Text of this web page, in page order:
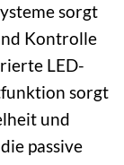
sorgt
Kontrolle
LED-
sorgt
und
passive